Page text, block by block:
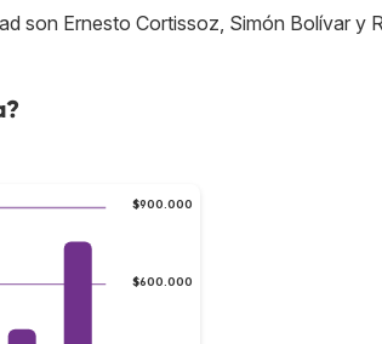
son Ernesto Cortissoz, Simón Bolívar y
$600.000
$900.000